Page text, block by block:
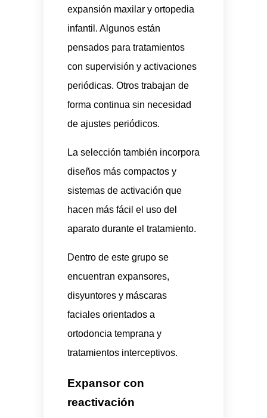
expansión maxilar y ortopedia
infantil. Algunos están
pensados para tratamientos
con supervisión y activaciones
periódicas. Otros trabajan de
forma continua sin necesidad
de ajustes periódicos.
La selección también incorpora
diseños más compactos y
sistemas de activación que
hacen más fácil el uso del
aparato durante el tratamiento.
Dentro de este grupo se
encuentran expansores,
disyuntores y máscaras
faciales orientados a
ortodoncia temprana y
tratamientos interceptivos.
Expansor con
reactivación